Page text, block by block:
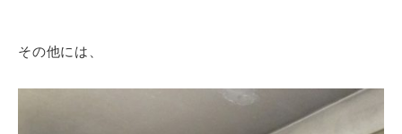
その他には、